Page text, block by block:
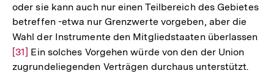
oder sie kann auch nur einen Teilbereich des Gebietes
betreffen -etwa nur Grenzwerte vorgeben, aber die
Wahl der Instrumente den Mitgliedstaaten überlassen
[31] Ein solches Vorgehen würde von den der Union
zugrundeliegenden Verträgen durchaus unterstützt.